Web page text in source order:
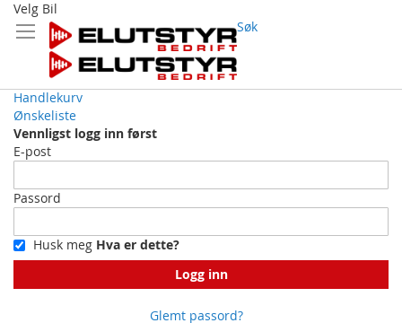
Velg Bil
Søk
Handlekurv
Ønskeliste
Vennligst logg inn først
E-post
Passord
Husk meg Hva er dette?
Logg inn
Glemt passord?